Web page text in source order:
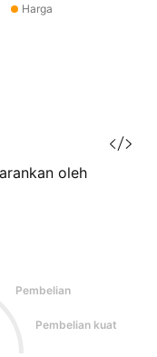
Harga
oleh
Pembelian
Pembelian kuat